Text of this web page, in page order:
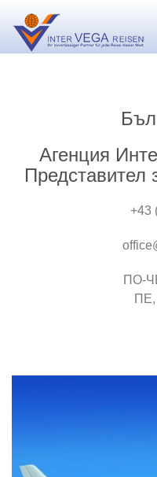
Агенция
Представител
+43
ПО-
ПЕ,